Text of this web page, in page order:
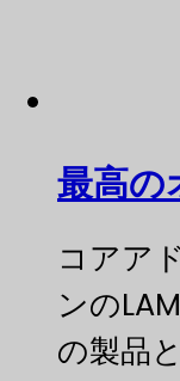
最高の
コアア
ンの
の製品